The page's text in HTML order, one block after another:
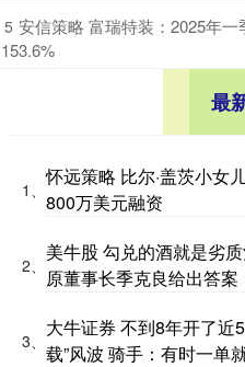
5 安信策略 富瑞特装：2025年
153.6%
最
1、
怀远策略 比尔·盖茨小女
800万美元融资
2、
美牛股 勾兑的酒就是劣
原董事长季克良给出答案
3、
大牛证券 不到8年开了近
载”风波 骑手：有时一单